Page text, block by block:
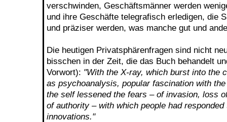
verschwinden, Geschäftsmänner werden
und ihre Geschäfte telegrafisch erledigen, die
und präziser werden, was manche gut und
Die heutigen Privatsphärenfragen sind nicht
bisschen in der Zeit, die das Buch behandelt
Vorwort): "With the X-ray, which burst into the
as psychoanalysis, popular fascination with
the self lessened the fears – of invasion, loss
of authority – with which people had responded
innovations."